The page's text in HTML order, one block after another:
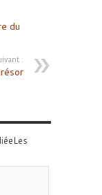
du
: